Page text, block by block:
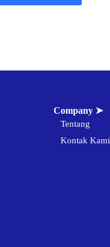
Company ➤
Tentang
Kontak Kami